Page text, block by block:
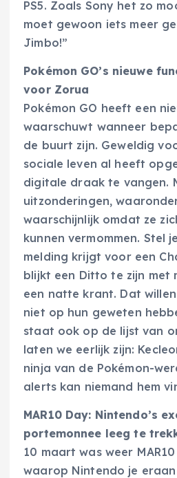
PS5. Zoals Sony het zo
moet gewoon iets meer
Jimbo!”
Pokémon GO’s nieuwe
voor Zorua
Pokémon GO heeft een
waarschuwt wanneer
de buurt zijn. Geweldig
sociale leven al heeft
digitale draak te vangen.
uitzonderingen,
waarschijnlijk omdat ze
kunnen vermommen. Stel
melding krijgt voor een
blijkt een Ditto te zijn met
een natte krant. Dat
niet op hun geweten
staat ook op de lijst van
laten we eerlijk zijn:
ninja van de Pokémon-
alerts kan niemand hem
MAR10 Day: Nintendo’s
portemonnee leeg te
10 maart was weer
waarop Nintendo je